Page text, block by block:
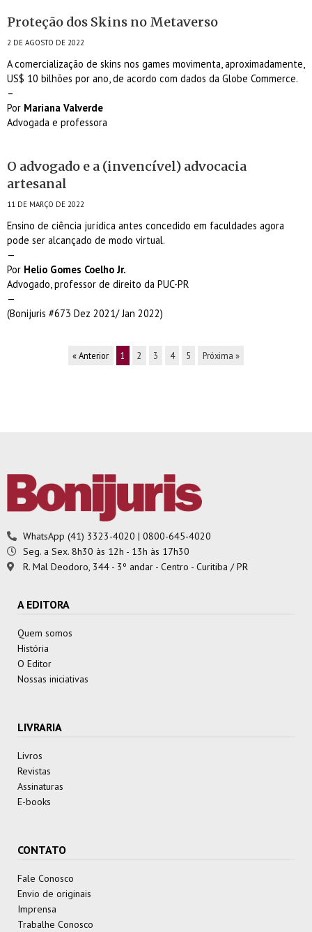
Proteção dos Skins no Metaverso
2 DE AGOSTO DE 2022
A comercialização de skins nos games movimenta, aproximadamente,
US$ 10 bilhões por ano, de acordo com dados da Globe Commerce.
–
Por Mariana Valverde
Advogada e professora
O advogado e a (invencível) advocacia
artesanal
11 DE MARÇO DE 2022
Ensino de ciência jurídica antes concedido em faculdades agora
pode ser alcançado de modo virtual.
—
Por Helio Gomes Coelho Jr.
Advogado, professor de direito da PUC-PR
—
(Bonijuris #673 Dez 2021/ Jan 2022)
« Anterior 1 2 3 4 5 Próxima »
WhatsApp (41) 3323-4020 | 0800-645-4020
Seg. a Sex. 8h30 às 12h - 13h às 17h30
R. Mal Deodoro, 344 - 3º andar - Centro - Curitiba / PR
A EDITORA
Quem somos
História
O Editor
Nossas iniciativas
LIVRARIA
Livros
Revistas
Assinaturas
E-books
CONTATO
Fale Conosco
Envio de originais
Imprensa
Trabalhe Conosco